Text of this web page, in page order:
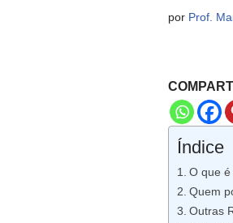
por Prof.
Índice
O que é
Quem
Outras